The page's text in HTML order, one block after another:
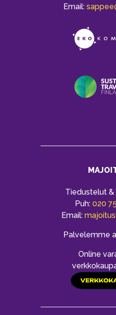
Email:
Tiedustelut &
Puh: 020
Email:
Palvelemme
Online